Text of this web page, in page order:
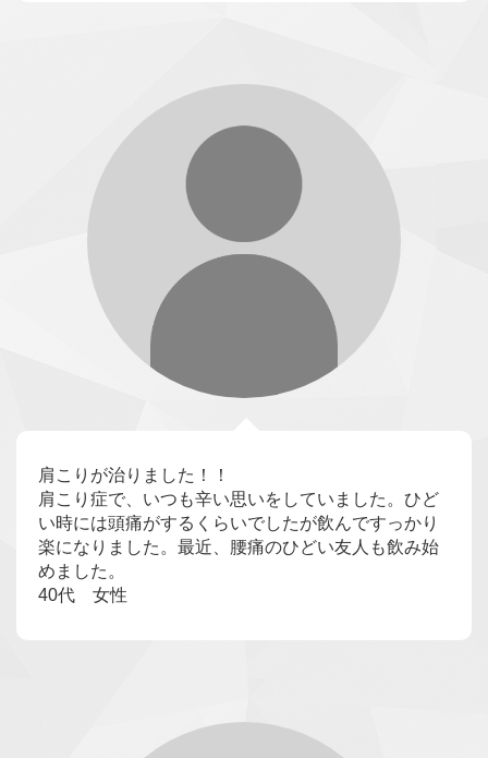
肩こりが治りました！！
肩こり症で、いつも辛い思いをしていました。ひど
い時には頭痛がするくらいでしたが飲んですっかり
楽になりました。最近、腰痛のひどい友人も飲み始
めました。
40代 女性